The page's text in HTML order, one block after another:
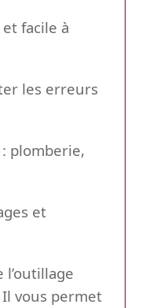
facile à
les erreurs
plomberie,
et
l’outillage
vous permet